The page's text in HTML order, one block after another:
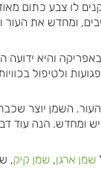
ומחדש את העור
והיא ידועה
ולטיפול
העור. השמן יוצר
ומחדש. הנה עוד
שמן ארגן, שמן קיק,